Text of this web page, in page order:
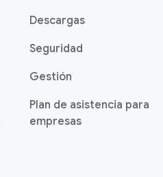
Descargas
Seguridad
Gestión
Plan de asistencia para
empresas